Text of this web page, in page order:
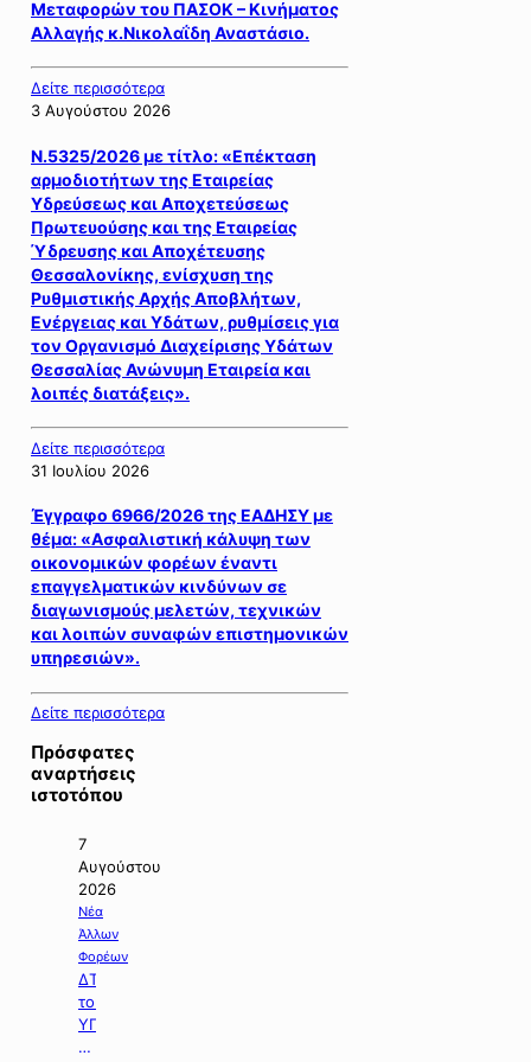
Μεταφορών του ΠΑΣΟΚ – Κινήματος
Αλλαγής κ.Νικολαΐδη Αναστάσιο.
Δείτε περισσότερα
3 Αυγούστου 2026
Ν.5325/2026 με τίτλο: «Επέκταση
αρμοδιοτήτων της Εταιρείας
Υδρεύσεως και Αποχετεύσεως
Πρωτευούσης και της Εται­ρείας
Ύδρευσης και Αποχέτευσης
Θεσσαλονίκης, ενίσχυση της
Ρυθμιστικής Αρχής Αποβλήτων,
Ενέργειας και Υδάτων, ρυθμίσεις για
τον Οργανισμό Διαχείρισης Υδάτων
Θεσσαλίας Ανώνυμη Εται­ρεία και
λοιπές διατάξεις».
Δείτε περισσότερα
31 Ιουλίου 2026
Έγγραφο 6966/2026 της ΕΑΔΗΣΥ με
θέμα: «Ασφαλιστική κάλυψη των
οικονομικών φορέων έναντι
επαγγελματικών κινδύνων σε
διαγωνισμούς μελετών, τεχνικών
και λοιπών συναφών επιστημονικών
υπηρεσιών».
Δείτε περισσότερα
Πρόσφατες
αναρτήσεις
ιστοτόπου
7
Αυγούστου
2026
Νέα
Άλλων
Φορέων
ΔΤ
του
ΥΠΠΕΝ
με